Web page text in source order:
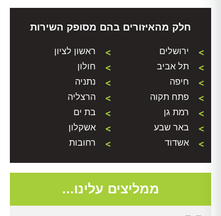
חלק מהאיזורים בהם מסופק השירות
ירושלים
ראשון לציון
תל אביב
חולון
חיפה
נתניה
פתח תקוה
הרצליה
רמת גן
בת ים
באר שבע
אשקלון
אשדוד
רחובות
ממליצים עלינו...